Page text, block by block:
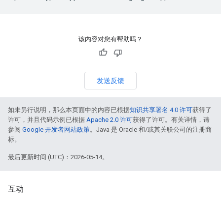
该内容对您有帮助吗？
发送反馈
如未另行说明，那么本页面中的内容已根据知识共享署名 4.0 许可获得了
许可，并且代码示例已根据 Apache 2.0 许可获得了许可。有关详情，请
参阅 Google 开发者网站政策。Java 是 Oracle 和/或其关联公司的注册商
标。
最后更新时间 (UTC)：2026-05-14。
互动